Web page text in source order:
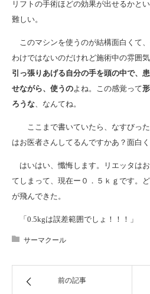
リフトの手術ほどの効果が出せるかと
難しい。
このマシンを使うのが結構面白くて
わけではないのだけれど施術中の雰囲気
引っ張りあげる自分の手を頭の中で、
せながら、使うのよね。この感覚って
ろうな、なんてね。
ここまで書いていたら、なすびっ
はお医者さんしてるんですかあ？面白
はいはい、懺悔します。リエッタは
てしまって、現在ー０．５ｋｇです。
が飛んできた。
「0.5kgは誤差範囲でしょ！！！」
サーマクール
前の記事